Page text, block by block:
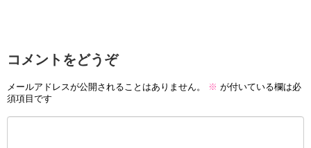
コメントをどうぞ
メールアドレスが公開されることはありません。 ※ が付いている欄は必
須項目です